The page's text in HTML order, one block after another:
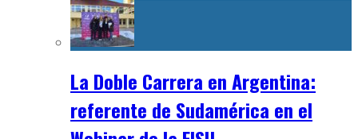
La Doble Carrera en Argentina:
referente de Sudamérica en el